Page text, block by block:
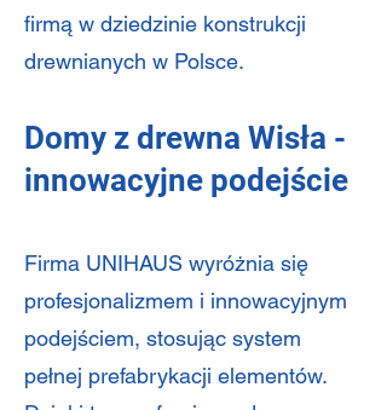
firmą w dziedzinie konstrukcji
drewnianych w Polsce.
Domy z drewna Wisła -
innowacyjne podejście
Firma UNIHAUS wyróżnia się
profesjonalizmem i innowacyjnym
podejściem, stosując system
pełnej prefabrykacji elementów.